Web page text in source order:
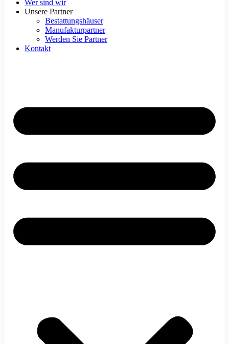
Wer sind wir
Unsere Partner
Bestattungshäuser
Manufakturpartner
Werden Sie Partner
Kontakt